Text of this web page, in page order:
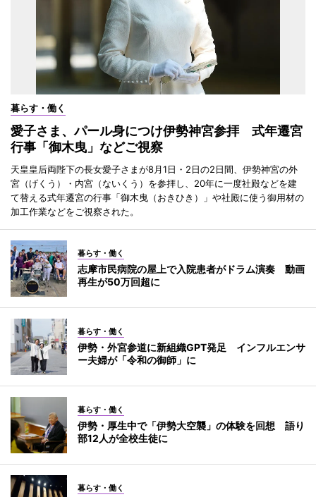
暮らす・働く
愛子さま、パール身につけ伊勢神宮参拝 式年遷宮
行事「御木曳」などご視察
天皇皇后両陛下の長女愛子さまが8月1日・2日の2日間、伊勢神宮の外
宮（げくう）・内宮（ないくう）を参拝し、20年に一度社殿などを建
て替える式年遷宮の行事「御木曳（おきひき）」や社殿に使う御用材の
加工作業などをご視察された。
暮らす・働く
志摩市民病院の屋上で入院患者がドラム演奏 動画
再生が50万回超に
暮らす・働く
伊勢・外宮参道に新組織GPT発足 インフルエンサ
ー夫婦が「令和の御師」に
暮らす・働く
伊勢・厚生中で「伊勢大空襲」の体験を回想 語り
部12人が全校生徒に
暮らす・働く